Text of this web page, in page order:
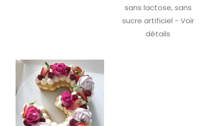
sans lactose, sans
sucre artificiel - Voir
détails